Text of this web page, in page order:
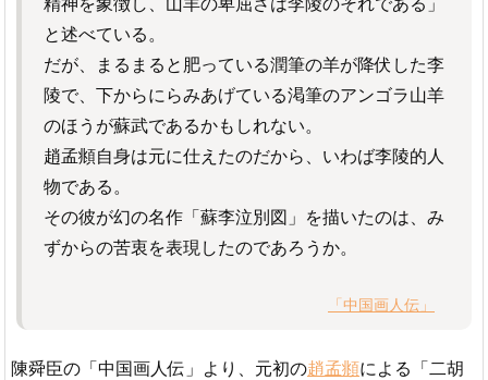
精神を象徴し、山羊の卑屈さは李陵のそれである」
と述べている。
だが、まるまると肥っている潤筆の羊が降伏した李
陵で、下からにらみあげている渇筆のアンゴラ山羊
のほうが蘇武であるかもしれない。
趙孟頫自身は元に仕えたのだから、いわば李陵的人
物である。
その彼が幻の名作「蘇李泣別図」を描いたのは、み
ずからの苦衷を表現したのであろうか。
「中国画人伝」
陳舜臣の「中国画人伝」より、元初の趙孟頫による「二胡